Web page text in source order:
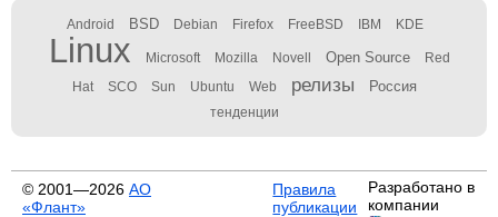
Android BSD Debian Firefox FreeBSD IBM KDE
Linux Microsoft Mozilla Novell Open Source Red
Hat SCO Sun Ubuntu Web релизы Россия
тенденции
© 2001—2026 АО
«Флант»
Правила
публикации
Разработано в
компании